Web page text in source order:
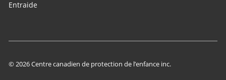
Entraide
© 2026 Centre canadien de protection de l’enfance inc.